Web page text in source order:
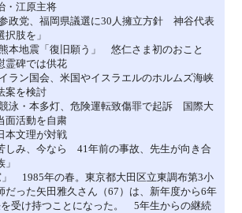
・江原主将
政党、福岡県議選に30人擁立方針 神谷代表
択肢を」
本地震「復旧願う」 悠仁さま初のおこと
碑では供花
ラン国会、米国やイスラエルのホルムズ海峡
案を検討
泳・本多灯、危険運転致傷罪で起訴 国際大
面活動を自粛
本文理が対戦
しみ、今なら 41年前の事故、先生が向き合
1985年の春。東京都大田区立東調布第3小
だった矢田雅久さん（67）は、新年度から6年
を受け持つことになった。 5年生からの継続